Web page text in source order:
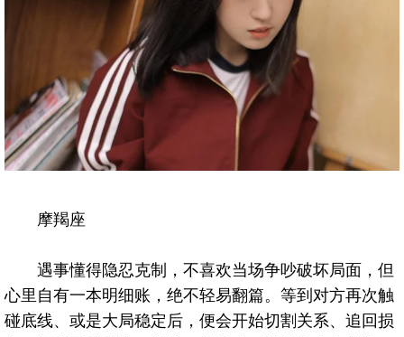
摩羯座
遇事懂得隐忍克制，不喜欢当场争吵破坏局面，但
心里自有一本明细账，绝不轻易翻篇。等到对方再次触
碰底线、或是大局稳定后，便会开始切割关系、追回损